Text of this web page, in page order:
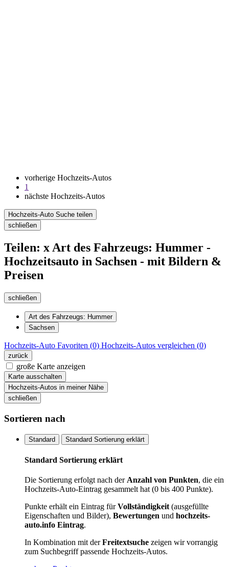
vorherige Hochzeits-Autos
1
nächste Hochzeits-Autos
Hochzeits-Auto Suche teilen
schließen
Teilen: x Art des Fahrzeugs: Hummer -
Hochzeitsauto in Sachsen - mit Bildern &
Preisen
schließen
Art des Fahrzeugs: Hummer
Sachsen
Hochzeits-Auto Favoriten (0) Hochzeits-Autos vergleichen (0)
zurück
große Karte anzeigen
Karte ausschalten
Hochzeits-Autos in meiner Nähe
schließen
Sortieren nach
Standard Standard Sortierung erklärt
Standard Sortierung erklärt
Die Sortierung erfolgt nach der Anzahl von Punkten, die ein
Hochzeits-Auto-Eintrag gesammelt hat (0 bis 400 Punkte).
Punkte erhält ein Eintrag fürVollständigkeit (ausgefüllte
Eigenschaften und Bilder), Bewertungen und hochzeits-
auto.info Eintrag.
In Kombination mit derFreitextsuche zeigen wir vorrangig
zum Suchbegriff passende Hochzeits-Autos.